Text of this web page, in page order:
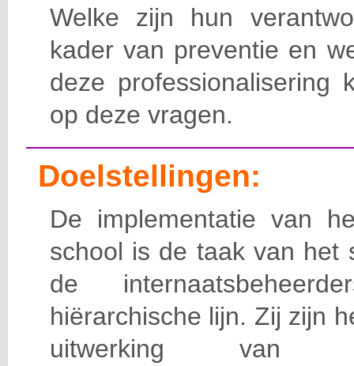
Welke zijn hun
kader van preventie en
deze professionalisering
op deze vragen.
Doelstellingen:
De implementatie van
school is de taak van het
de
hiërarchische lijn. Zij zijn
uitwerking van